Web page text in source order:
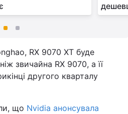
RX 9070 XT буде
звичайна RX 9070, а її
другого кварталу
що Nvidia анонсувала